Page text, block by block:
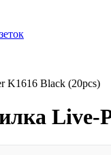
K1616 Black (20pcs)
Live-